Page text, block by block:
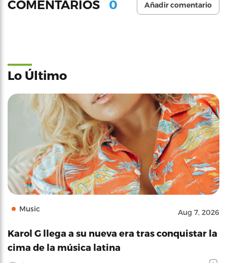
COMENTARIOS 0 Añadir comentario
Lo Último
Music Aug 7, 2026
Karol G llega a su nueva era tras conquistar la
cima de la música latina